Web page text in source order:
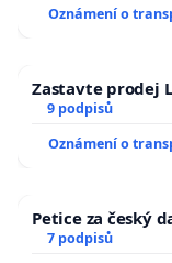
Oznámení o
Zastavte prodej
9 podpisů
Oznámení o
Petice za český
7 podpisů